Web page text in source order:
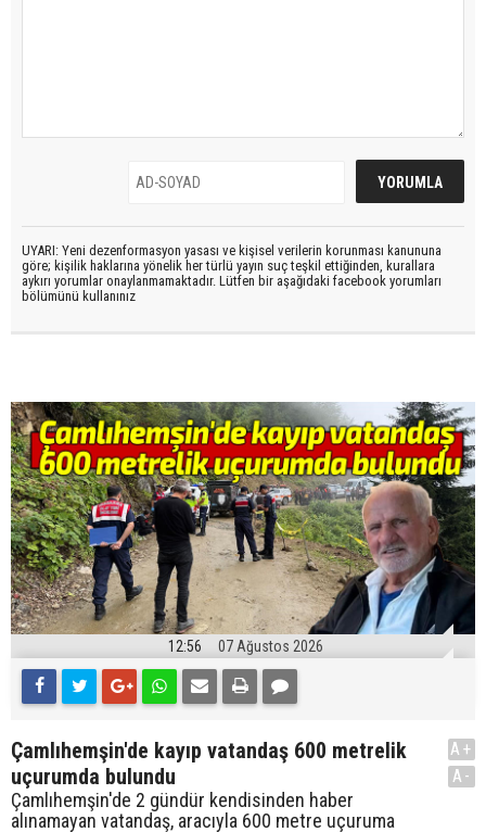
UYARI: Yeni dezenformasyon yasası ve kişisel verilerin korunması kanununa
göre; kişilik haklarına yönelik her türlü yayın suç teşkil ettiğinden, kurallara
aykırı yorumlar onaylanmamaktadır. Lütfen bir aşağıdaki facebook yorumları
bölümünü kullanınız
12:56 07 Ağustos 2026
Çamlıhemşin'de kayıp vatandaş 600 metrelik
uçurumda bulundu
Çamlıhemşin'de 2 gündür kendisinden haber
alınamayan vatandaş, aracıyla 600 metre uçuruma
A+
A-